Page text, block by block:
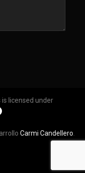
is licensed under
Carmi Candellero